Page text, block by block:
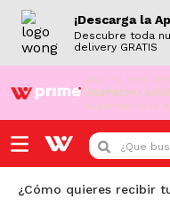
¡Descarga la
Descubre toda
delivery GRATIS
¡Aún no eres
DESPACHO
supermercado
¿Que
¿Cómo quieres recibir